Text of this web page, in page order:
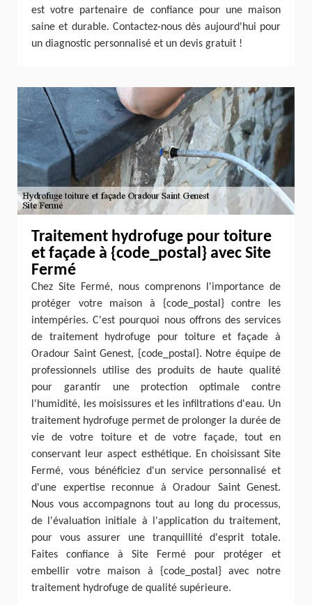
est votre partenaire de confiance pour une maison
saine et durable. Contactez-nous dès aujourd'hui pour
un diagnostic personnalisé et un devis gratuit !
Traitement hydrofuge pour toiture
et façade à {code_postal} avec Site
Fermé
Chez Site Fermé, nous comprenons l'importance de
protéger votre maison à {code_postal} contre les
intempéries. C'est pourquoi nous offrons des services
de traitement hydrofuge pour toiture et façade à
Oradour Saint Genest, {code_postal}. Notre équipe de
professionnels utilise des produits de haute qualité
pour garantir une protection optimale contre
l'humidité, les moisissures et les infiltrations d'eau. Un
traitement hydrofuge permet de prolonger la durée de
vie de votre toiture et de votre façade, tout en
conservant leur aspect esthétique. En choisissant Site
Fermé, vous bénéficiez d'un service personnalisé et
d'une expertise reconnue à Oradour Saint Genest.
Nous vous accompagnons tout au long du processus,
de l'évaluation initiale à l'application du traitement,
pour vous assurer une tranquillité d'esprit totale.
Faites confiance à Site Fermé pour protéger et
embellir votre maison à {code_postal} avec notre
traitement hydrofuge de qualité supérieure.